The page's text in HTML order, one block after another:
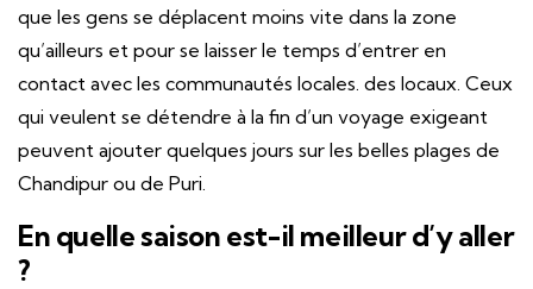
que les gens se déplacent moins vite dans la zone
qu’ailleurs et pour se laisser le temps d’entrer en
contact avec les communautés locales. des locaux. Ceux
qui veulent se détendre à la fin d’un voyage exigeant
peuvent ajouter quelques jours sur les belles plages de
Chandipur ou de Puri.
En quelle saison est-il meilleur d’y aller
?